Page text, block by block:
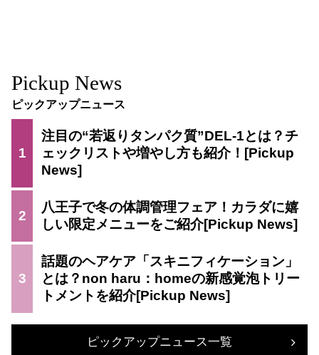
Pickup News
ピックアップニュース
1
注目の“若返りタンパク質”DEL-1とは？チ
ェックリストや増やし方も紹介！
2
八王子で冬の体調管理フェア！カラダに嬉
しい限定メニューをご紹介
3
話題のヘアケア「スキニフィケーション」
とは？non haru：homeの新感覚泡トリー
トメントを紹介
ピックアップニュース一覧